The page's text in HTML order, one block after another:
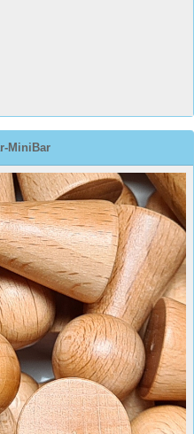
MiniBar